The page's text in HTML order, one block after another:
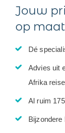
Jouw
op maat
Dé
Advies uit
Afrika
Al ruim
Bijzondere